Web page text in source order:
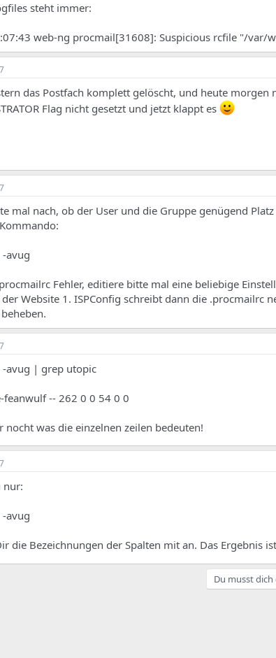
steht immer:
web-ng procmail[31608]: Suspicious rcfile "/var/
das Postfach komplett gelöscht, und heute morgen
Flag nicht gesetzt und jetzt klappt es
mal nach, ob der User und die Gruppe genügend
avug
Fehler, editiere bitte mal eine beliebige
Website 1. ISPConfig schreibt dann die .procmailrc
-avug | grep utopic
feanwulf -- 262 0 0 54 0 0
nocht was die einzelnen zeilen bedeuten!
nur:
avug
die Bezeichnungen der Spalten mit an. Das Ergebnis
Du musst